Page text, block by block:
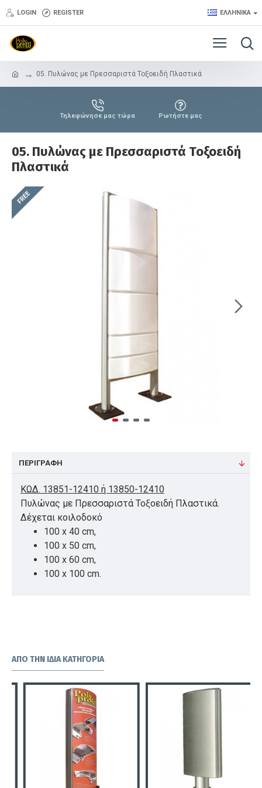
LOGIN REGISTER ΕΛΛΗΝΙΚΆ
05. Πυλώνας με Πρεσσαριστά Τοξοειδή Πλαστικά
Τηλεφώνησε μας τώρα Ρωτήστε μας
05. Πυλώνας με Πρεσσαριστά Τοξοειδή
Πλαστικά
FREE
ΠΕΡΙΓΡΑΦΉ
ΚΩΔ. 13851-12410 ή 13850-12410
Πυλώνας με Πρεσσαριστά Τοξοειδή Πλαστικά.
Δέχεται κοιλοδοκό
100 x 40 cm,
100 x 50 cm,
100 x 60 cm,
100 x 100 cm.
ΑΠΌ ΤΗΝ ΊΔΙΑ ΚΑΤΗΓΟΡΊΑ